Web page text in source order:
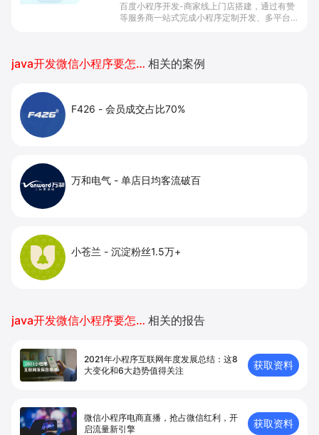
百度小程序开发-商家线上门店搭建，通过有赞
等服务商一站式完成小程序定制开发、多平台联
java开发微信小程序要怎么弄 相关的案例
F426 - 会员成交占比70%
万和电气 - 单店日均客流破百
小苍兰 - 沉淀粉丝1.5万+
java开发微信小程序要怎么弄 相关的报告
2021年小程序互联网年度发展总结：这8
大变化和6大趋势值得关注
获取资料
微信小程序电商直播，抢占微信红利，开
启流量新引擎
获取资料